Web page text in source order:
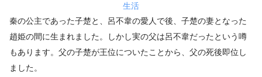
生活
秦の公主であった子楚と、呂不韋の愛人で後、子楚の妻となった
趙姫の間に生まれました。しかし実の父は呂不韋だったという噂
もあります。父の子楚が王位についたことから、父の死後即位し
ました。